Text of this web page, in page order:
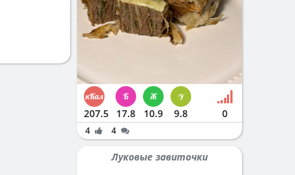
207.5 17.8 10.9 9.8 0
4 4
Луковые завиточки